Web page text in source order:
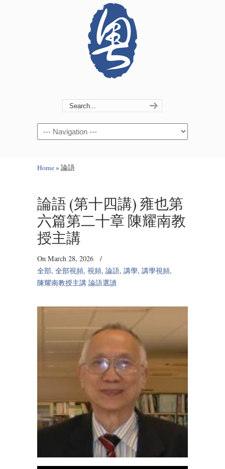
Navigation
Home» 論語
論語 (第十四講) 雍也第
六篇第二十章 陳耀南教
授主講
On March 28, 2026
/
全部, 全部視頻, 視頻, 論語, 講學, 講學視頻,
陳耀南教授主講 論語選讀